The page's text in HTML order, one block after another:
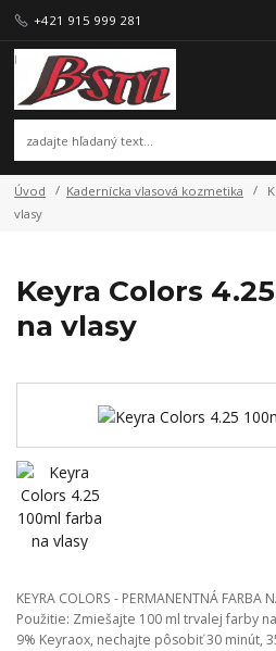
+421 915 999 281
Úvod Kadernícka vlasová kozmetika
vlasy
Keyra Colors
na vlasy
KEYRA COLORS - PERMANENTNÁ FARBA
Použitie: Zmiešajte 100 ml trvalej farby
9% Keyraox, nechajte pôsobiť 30 minút,